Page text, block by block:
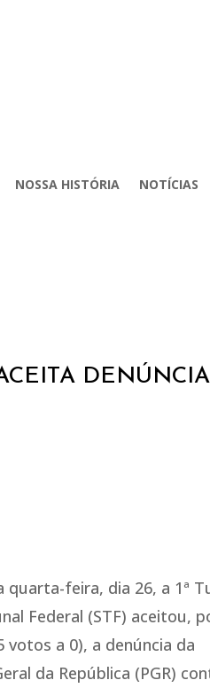
NOSSA HISTÓRIA NOTÍCIAS
quarta-feira, dia 26, a 1ª
Federal (STF) aceitou,
votos a 0), a denúncia da
da República (PGR)